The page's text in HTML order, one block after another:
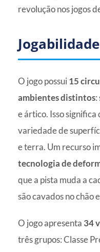
revolução nos jogos
O jogo possui 15
ambientes distintos:
e ártico. Isso
variedade de
e terra. Um recurso
tecnologia de
que a pista muda a
são cavados no chão
O jogo apresenta 34
três grupos: Classe